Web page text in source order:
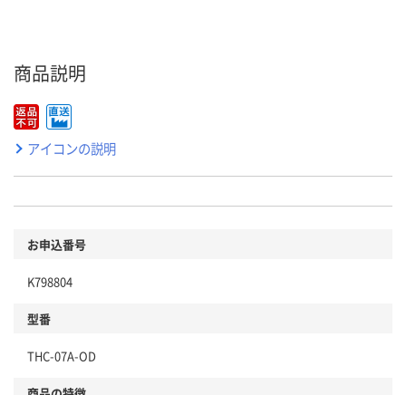
商品説明
アイコンの説明
お申込番号
K798804
型番
THC-07A-OD